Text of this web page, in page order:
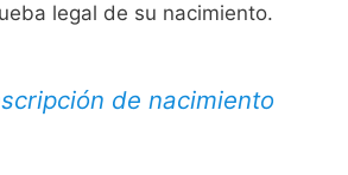
legal de su nacimiento.
de nacimiento